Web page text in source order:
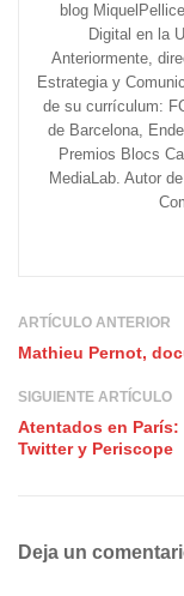
blog
Digital en la
Anteriormente,
Estrategia y
de su currículum:
de Barcelona,
Premios Blocs
MediaLab. Autor
ARTÍCULO ANTERIOR
Mathieu Pernot,
SIGUIENTE ARTÍCULO
Atentados en
Twitter y Periscope
Deja un